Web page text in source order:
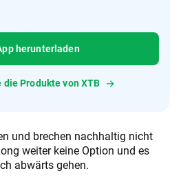
herunterladen
die Produkte von XTB
und brechen nachhaltig nicht
weiter keine Option und es
abwärts gehen.